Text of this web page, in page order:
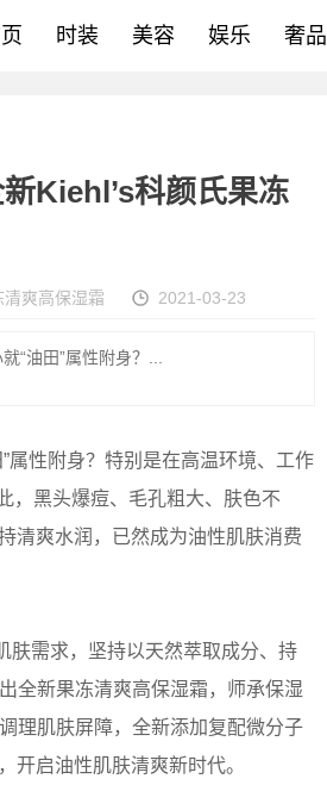
时装 美容 娱乐 奢品
Kiehl’s科颜氏果冻
清爽高保湿霜 2021-03-23
“油田”属性附身？...
性附身？特别是在高温环境、工作
，黑头爆痘、毛孔粗大、肤色不
清爽水润，已然成为油性肌肤消费
需求，坚持以天然萃取成分、持
全新果冻清爽高保湿霜，师承保湿
理肌肤屏障，全新添加复配微分子
开启油性肌肤清爽新时代。